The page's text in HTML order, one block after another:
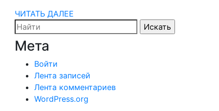
ЧИТАТЬ ДАЛЕЕ
Search
for:
Мета
Войти
Лента записей
Лента комментариев
WordPress.org